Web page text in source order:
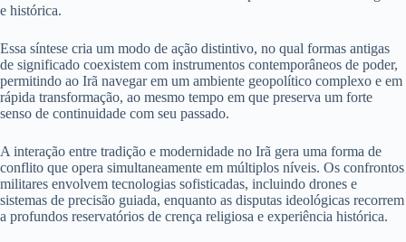
e histórica.
Essa síntese cria um modo de ação distintivo, no qual formas antigas
de significado coexistem com instrumentos contemporâneos de poder,
permitindo ao Irã navegar em um ambiente geopolítico complexo e em
rápida transformação, ao mesmo tempo em que preserva um forte
senso de continuidade com seu passado.
A interação entre tradição e modernidade no Irã gera uma forma de
conflito que opera simultaneamente em múltiplos níveis. Os confrontos
militares envolvem tecnologias sofisticadas, incluindo drones e
sistemas de precisão guiada, enquanto as disputas ideológicas recorrem
a profundos reservatórios de crença religiosa e experiência histórica.